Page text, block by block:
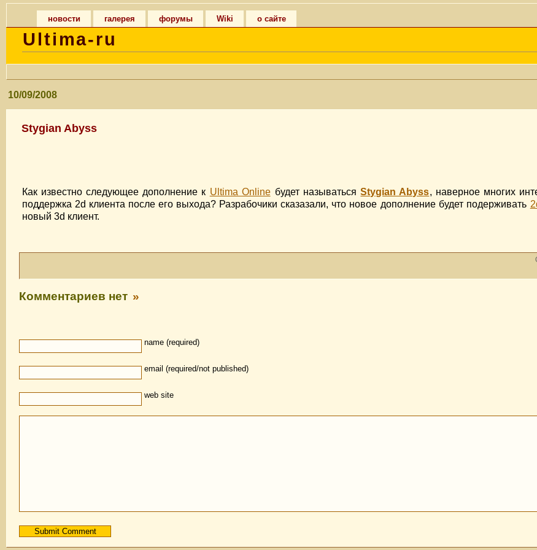
новости галерея форумы Wiki о сайте
Ultima-ru
10/09/2008
Stygian Abyss
Как известно следующее дополнение к Ultima Online будет называться Stygian Abyss, наверное многих
поддержка 2d клиента после его выхода? Разрабочики сказазали, что новое дополнение будет подерживать
новый 3d клиент.
Комментариев нет »
name (required)
email (required/not published)
web site